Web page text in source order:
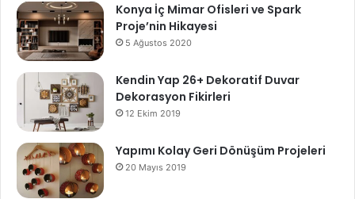
Konya İç Mimar Ofisleri ve Spark
Proje’nin Hikayesi
5 Ağustos 2020
Kendin Yap 26+ Dekoratif Duvar
Dekorasyon Fikirleri
12 Ekim 2019
Yapımı Kolay Geri Dönüşüm Projeleri
20 Mayıs 2019